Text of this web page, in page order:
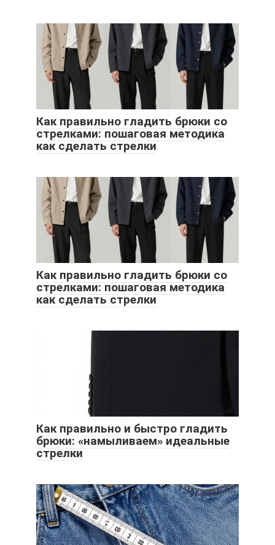
Как правильно гладить брюки со
стрелками: пошаговая методика
как сделать стрелки
Как правильно гладить брюки со
стрелками: пошаговая методика
как сделать стрелки
Как правильно и быстро гладить
брюки: «намыливаем» идеальные
стрелки